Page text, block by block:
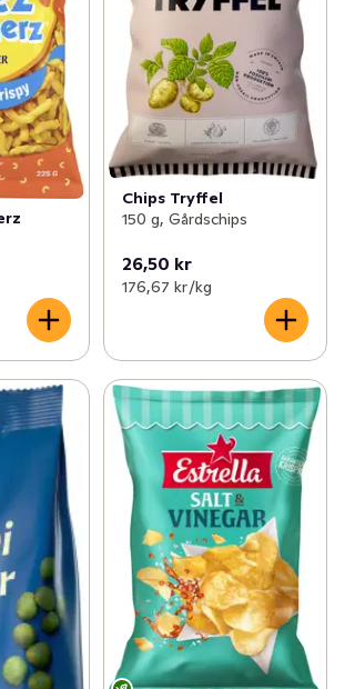
Chips Tryffel
150 g, Gårdschips
26,50 kr
176,67 kr /kg